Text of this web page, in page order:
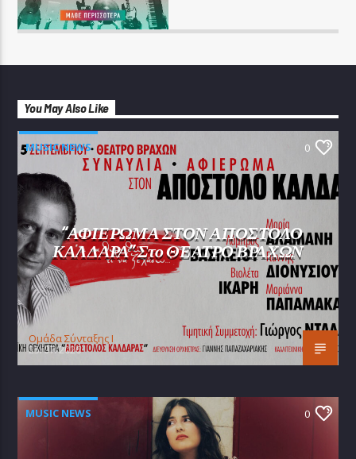
You May Also Like
MUSIC NEWS 0
“ΑΦΙΕΡΩΜΑ ΣΤΟΝ ΑΠΟΣΤΟΛΟ
ΚΑΛΔΑΡΑ” Στο ΘΕΑΤΡΟ ΒΡΑΧΩΝ
Oμάδα Σύνταξης Ι
25/07/2026
MUSIC NEWS 0